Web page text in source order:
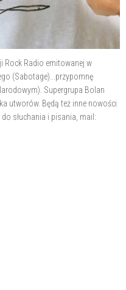
Rock Radio emitowanej w
(Sabotage)...przypomnę
Supergrupa Bolan
utworów. Będą też inne nowości
słuchania i pisania, mail: